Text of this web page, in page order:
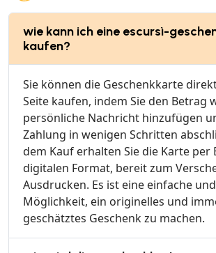
wie kann ich eine escursì-
kaufen?
Sie können die Geschenkkarte
Seite kaufen, indem Sie den Betrag
persönliche Nachricht hinzufügen
Zahlung in wenigen Schritten
dem Kauf erhalten Sie die Karte per
digitalen Format, bereit zum
Ausdrucken. Es ist eine einfache
Möglichkeit, ein originelles und
geschätztes Geschenk zu machen.